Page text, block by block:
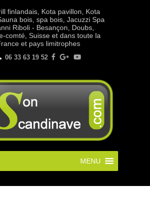
finlandais, Kota pavillon, Kota
bois, spa bois, Jacuzzi Spa
Riboli - Besançon, Doubs,
comté, Suisse et dans toute la
et pays limitrophes
06 33 63 19 52
MENU